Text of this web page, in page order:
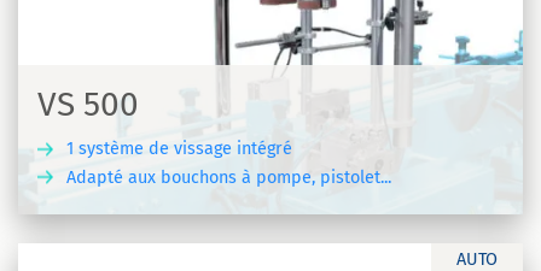
VS 500
1 système de vissage intégré
Adapté aux bouchons à pompe, pistolet...
AUTO